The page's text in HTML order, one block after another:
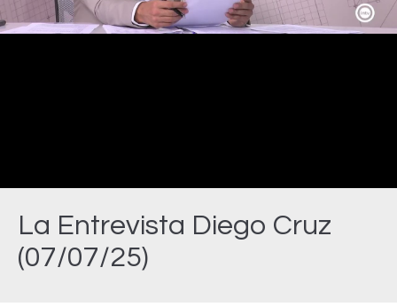
La Entrevista Diego Cruz
(07/07/25)
Video